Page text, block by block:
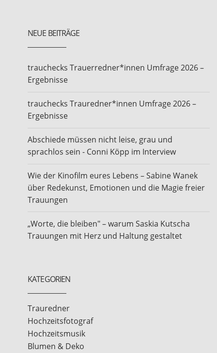
NEUE BEITRÄGE
trauchecks Trauerredner*innen Umfrage 2026 –
Ergebnisse
trauchecks Trauredner*innen Umfrage 2026 –
Ergebnisse
Abschiede müssen nicht leise, grau und
sprachlos sein - Conni Köpp im Interview
Wie der Kinofilm eures Lebens – Sabine Wanek
über Redekunst, Emotionen und die Magie freier
Trauungen
„Worte, die bleiben" – warum Saskia Kutscha
Trauungen mit Herz und Haltung gestaltet
KATEGORIEN
Trauredner
Hochzeitsfotograf
Hochzeitsmusik
Blumen & Deko